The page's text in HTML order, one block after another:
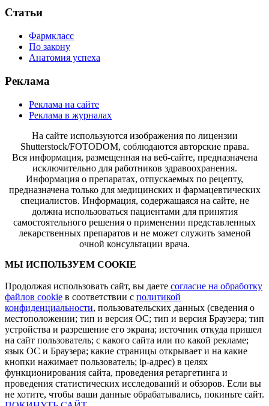
Статьи
Фармкласс
По закону
Анатомия успеха
Реклама
Реклама на сайте
Реклама в журналах
На сайте используются изображения по лицензии
Shutterstock/FOTODOM, соблюдаются авторские права.
Вся информация, размещенная на веб-сайте, предназначена
исключительно для работников здравоохранения.
Информация о препаратах, отпускаемых по рецепту,
предназначена только для медицинских и фармацевтических
специалистов. Информация, содержащаяся на сайте, не
должна использоваться пациентами для принятия
самостоятельного решения о применении представленных
лекарственных препаратов и не может служить заменой
очной консультации врача.
МЫ ИСПОЛЬЗУЕМ COOKIE
Продолжая использовать сайт, вы даете согласие на обработку
файлов cookie в соответствии с политикой
конфиденциальности, пользовательских данных (сведения о
местоположении; тип и версия ОС; тип и версия Браузера; тип
устройства и разрешение его экрана; источник откуда пришел
на сайт пользователь; с какого сайта или по какой рекламе;
язык ОС и Браузера; какие страницы открывает и на какие
кнопки нажимает пользователь; ip-адрес) в целях
функционирования сайта, проведения ретаргетинга и
проведения статистических исследований и обзоров. Если вы
не хотите, чтобы ваши данные обрабатывались, покиньте сайт.